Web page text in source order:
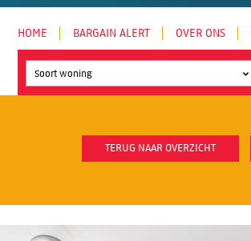
HOME BARGAIN ALERT OVER ONS
Soort woning
TERUG NAAR OVERZICHT